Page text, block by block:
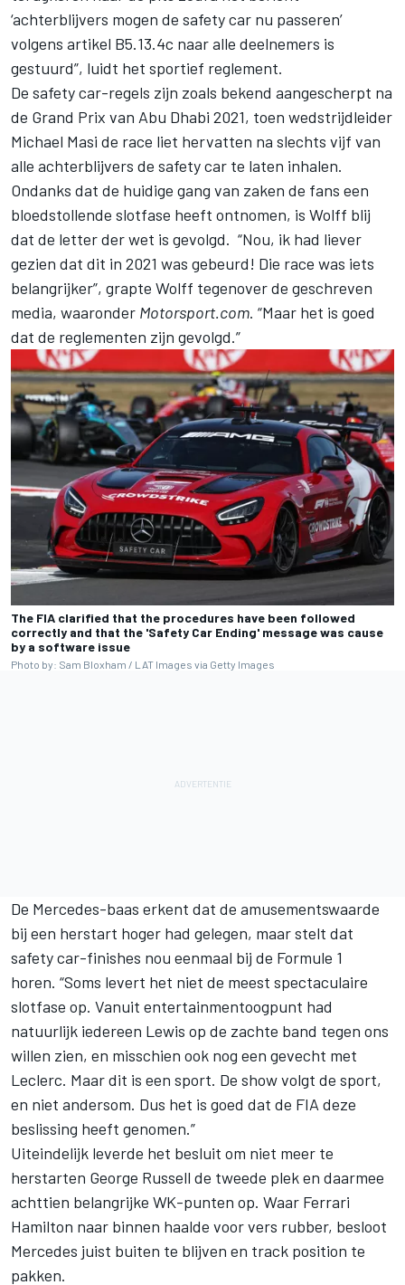
‘achterblijvers mogen de safety car nu passeren’
volgens artikel B5.13.4c naar alle deelnemers is
gestuurd”, luidt het sportief reglement.
De safety car-regels zijn zoals bekend aangescherpt na
de Grand Prix van Abu Dhabi 2021, toen wedstrijdleider
Michael Masi de race liet hervatten na slechts vijf van
alle achterblijvers de safety car te laten inhalen.
Ondanks dat de huidige gang van zaken de fans een
bloedstollende slotfase heeft ontnomen, is Wolff blij
dat de letter der wet is gevolgd. “Nou, ik had liever
gezien dat dit in 2021 was gebeurd! Die race was iets
belangrijker”, grapte Wolff tegenover de geschreven
media, waaronder Motorsport.com. “Maar het is goed
dat de reglementen zijn gevolgd.”
The FIA clarified that the procedures have been followed
correctly and that the 'Safety Car Ending' message was cause
by a software issue
Photo by: Sam Bloxham / LAT Images via Getty Images
De Mercedes-baas erkent dat de amusementswaarde
bij een herstart hoger had gelegen, maar stelt dat
safety car-finishes nou eenmaal bij de Formule 1
horen. “Soms levert het niet de meest spectaculaire
slotfase op. Vanuit entertainmentoogpunt had
natuurlijk iedereen Lewis op de zachte band tegen ons
willen zien, en misschien ook nog een gevecht met
Leclerc. Maar dit is een sport. De show volgt de sport,
en niet andersom. Dus het is goed dat de FIA deze
beslissing heeft genomen.”
Uiteindelijk leverde het besluit om niet meer te
herstarten George Russell de tweede plek en daarmee
achttien belangrijke WK-punten op. Waar Ferrari
Hamilton naar binnen haalde voor vers rubber, besloot
Mercedes juist buiten te blijven en track position te
pakken.